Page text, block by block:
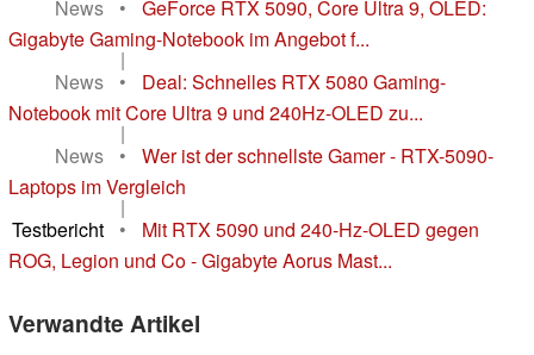
News •
GeForce RTX 5090, Core Ultra 9, OLED:
Gigabyte Gaming-Notebook im Angebot f...
|
News
•
Deal: Schnelles RTX 5080 Gaming-
Notebook mit Core Ultra 9 und 240Hz-OLED zu...
|
News
•
Wer ist der schnellste Gamer - RTX-5090-
Laptops im Vergleich
|
Testbericht
•
Mit RTX 5090 und 240-Hz-OLED gegen
ROG, Legion und Co - Gigabyte Aorus Mast...
Verwandte Artikel